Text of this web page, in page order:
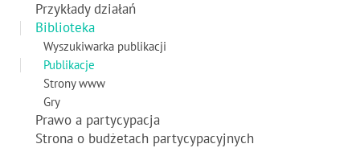
Przykłady działań
Biblioteka
Wyszukiwarka publikacji
Publikacje
Strony www
Gry
Prawo a partycypacja
Strona o budżetach partycypacyjnych